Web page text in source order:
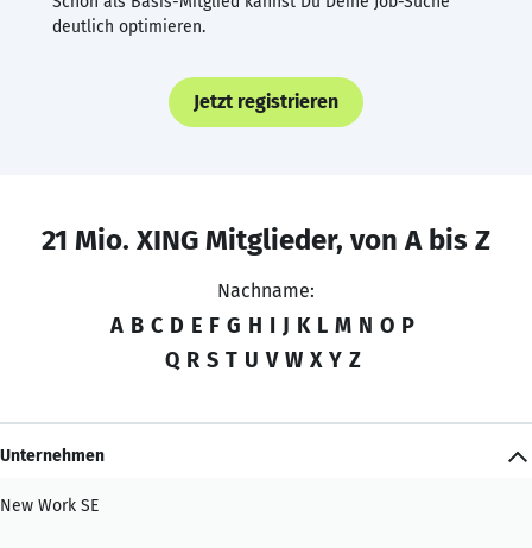
deutlich optimieren.
Jetzt registrieren
21 Mio. XING Mitglieder, von A bis Z
Nachname:
A B C D E F G H I J K L M N O P
Q R S T U V W X Y Z
Unternehmen
New Work SE